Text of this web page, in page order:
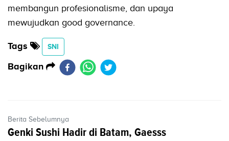
membangun profesionalisme, dan upaya
mewujudkan good governance.
Tags SNI
Bagikan
Berita Sebelumnya
Genki Sushi Hadir di Batam, Gaesss